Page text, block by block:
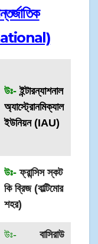
উঃ- ইন্টারন্যাশনাল
অ্যাস্ট্রোনমিক্যাল
ইউনিয়ন (IAU)
উঃ- ফ্রান্সিস স্কট
কি ব্রিজ (বাল্টিমোর
শহর)
উঃ- বাসিরাউ